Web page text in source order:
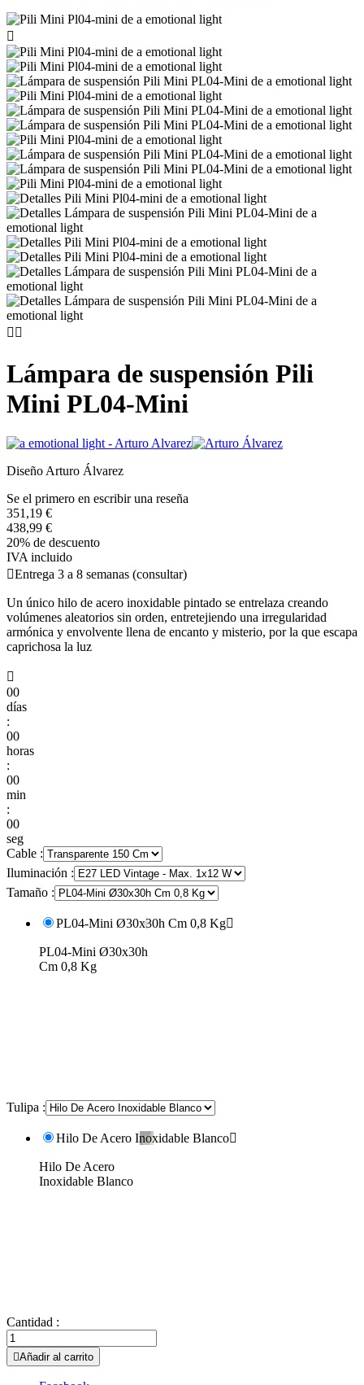

 
Lámpara de suspensión Pili
Mini PL04-Mini
Diseño Arturo Álvarez
Se el primero en escribir una reseña
351,19 €
438,99 €
20% de descuento
IVA incluido
Entrega 3 a 8 semanas (consultar)
Un único hilo de acero inoxidable pintado se entrelaza creando
volúmenes aleatorios sin orden, entretejiendo una irregularidad
armónica y envolvente llena de encanto y misterio, por la que escapa
caprichosa la luz

00
días
:
00
horas
:
00
min
:
00
seg
Cable :
Iluminación :
Tamaño :
PL04-Mini Ø30x30h Cm 0,8 Kg
PL04-Mini Ø30x30h
Cm 0,8 Kg
Tulipa :
Hilo De Acero Inoxidable Blanco
Hilo De Acero
Inoxidable Blanco
Cantidad :
Añadir al carrito